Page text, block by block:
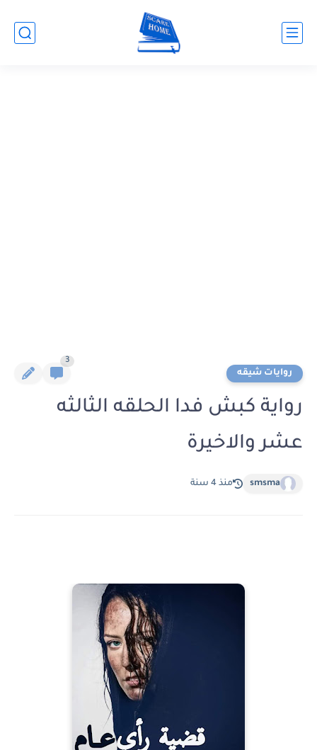
روايات شيقه
3
رواية كبش فدا الحلقه الثالثه
عشر والاخيرة
smsma منذ 4 سنة